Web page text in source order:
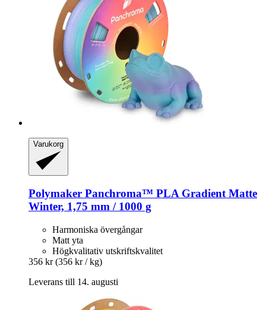
Varukorg
Polymaker Panchroma™ PLA Gradient Matte
Winter, 1,75 mm / 1000 g
Harmoniska övergångar
Matt yta
Högkvalitativ utskriftskvalitet
356 kr (356 kr / kg)
Leverans till 14. augusti